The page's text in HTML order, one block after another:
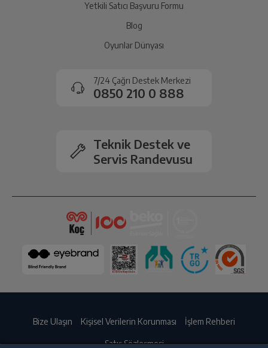
Yetkili Satıcı Başvuru Formu
Blog
Oyunlar Dünyası
7/24 Çağrı Destek Merkezi
0850 210 0 888
Teknik Destek ve
Servis Randevusu
Bize Ulaşın Kişisel Verilerin Korunması İşlem Rehberi
Satış Sözleşmesi